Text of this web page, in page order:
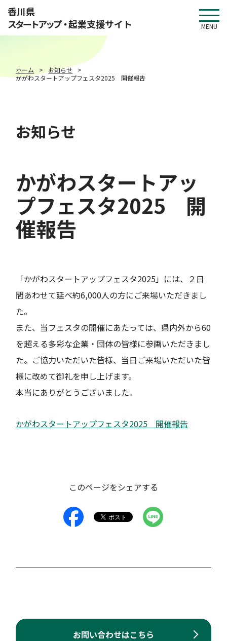
香川県
スタートアップ・起業支援サイト MENU
ホーム
お知らせ
かがわスタートアップフェスタ2025 開催報告
お知らせ
かがわスタートアッ
プフェスタ2025 開
催報告
「かがわスタートアップフェスタ2025」には、２日
間あわせて延べ約6,000人の方にご来場いただきまし
た。
また、当フェスタの開催にあたっては、県内外から60
を超える多彩な企業・団体の皆様に参画いただきまし
た。ご協力いただいた皆様、当日ご来場いただいた皆
様に改めて御礼を申し上げます。
本当にありがとうございました。
かがわスタートアップフェスタ2025 開催報告
このページをシェアする
お問い合わせはこちら